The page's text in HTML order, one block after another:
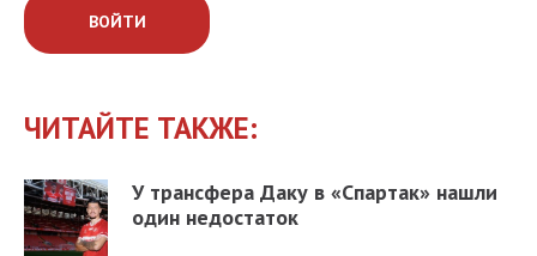
ВОЙТИ
ЧИТАЙТЕ ТАКЖЕ:
У трансфера Даку в «Спартак» нашли
один недостаток